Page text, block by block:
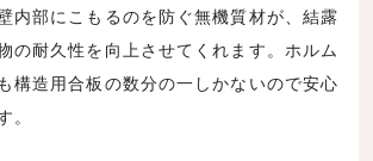
内部にこもるのを防ぐ無機質材が、結露
の耐久性を向上させてくれます。ホルム
構造用合板の数分の一しかないので安心
。